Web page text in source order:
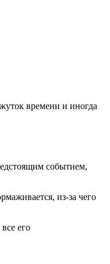
времени и иногда
событием,
из-за чего
его